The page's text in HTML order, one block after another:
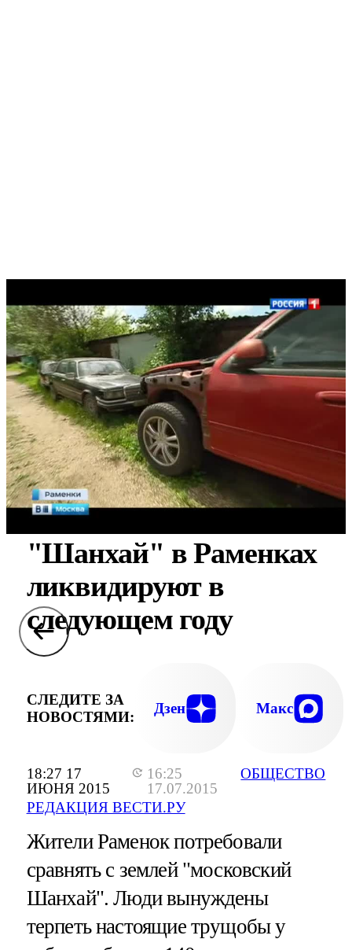
18:27 17
ИЮНЯ 2015
16:25
17.07.2015
РЕДАКЦИЯ ВЕСТИ.РУ
ОБЩЕСТВО
"Шанхай" в Раменках
ликвидируют в
следующем году
СЛЕДИТЕ ЗА
НОВОСТЯМИ:
Дзен Макс
Жители Раменок потребовали
сравнять с землей "московский
Шанхай". Люди вынуждены
терпеть настоящие трущобы у